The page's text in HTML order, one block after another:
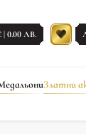
| 0.00 ЛВ.
Златни